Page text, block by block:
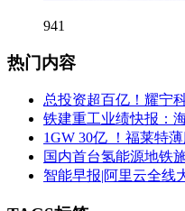
941
热门内容
总投资超百亿！耀宁
铁建重工业绩快报：
1GW 30亿 ！福莱特
国内首台氢能源地铁
智能早报|阿里云全线